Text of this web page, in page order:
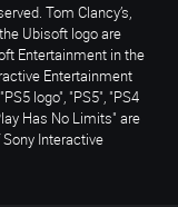
Tom Clancy’s,
Ubisoft logo are
Entertainment in the
Entertainment
logo", "PS5", "PS4
Has No Limits" are
Interactive